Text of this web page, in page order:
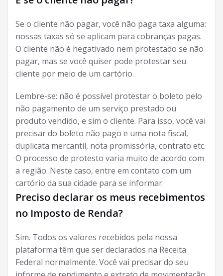
Se o cliente não pagar, você não paga taxa alguma:
nossas taxas só se aplicam para cobranças pagas.
O cliente não é negativado nem protestado se não
pagar, mas se você quiser pode protestar seu
cliente por meio de um cartório.
Lembre-se: não é possível protestar o boleto pelo
não pagamento de um serviço prestado ou
produto vendido, e sim o cliente. Para isso, você vai
precisar do boleto não pago e uma nota fiscal,
duplicata mercantil, nota promissória, contrato etc.
O processo de protesto varia muito de acordo com
a região. Neste caso, entre em contato com um
cartório da sua cidade para se informar.
Preciso declarar os meus recebimentos
no Imposto de Renda?
Sim. Todos os valores recebidos pela nossa
plataforma têm que ser declarados na Receita
Federal normalmente. Você vai precisar do seu